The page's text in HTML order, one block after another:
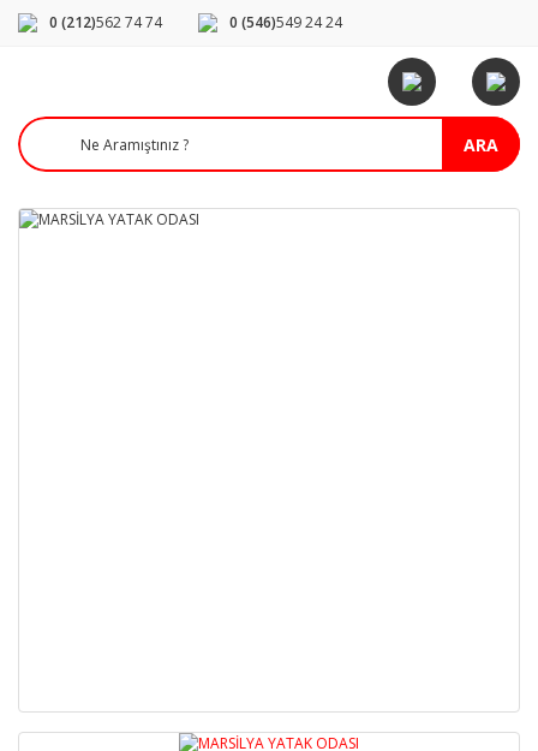
0 (212)562 74 74 0 (546)549 24 24
ARA